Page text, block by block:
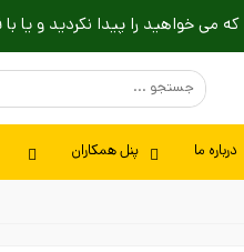
می خواهید را پیدا نکردید و یا
درباره ما پنل همکاران